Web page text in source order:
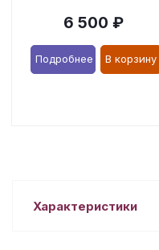
6 500 ₽
Подробнее В корзину
Характеристики